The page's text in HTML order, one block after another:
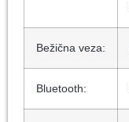
Bežična veza:
Bluetooth: